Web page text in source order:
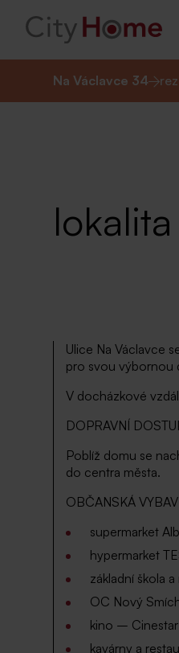
Na Václavce 34
lokalita
Ulice Na Václavce
pro svou výbornou
V docházkové
DOPRAVNÍ
Poblíž domu se
do centra města.
OBČANSKÁ
supermarket
hypermarket
základní škola
OC Nový
kino –
kavárny a